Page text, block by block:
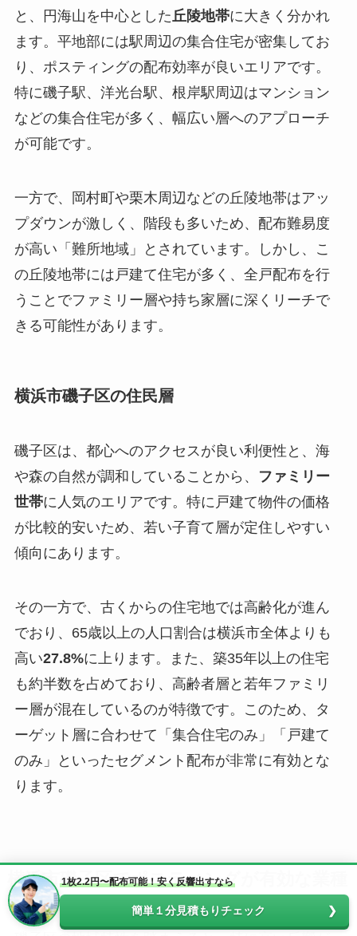
と、円海山を中心とした丘陵地帯に大きく分かれ
ます。平地部には駅周辺の集合住宅が密集してお
り、ポスティングの配布効率が良いエリアです。
特に磯子駅、洋光台駅、根岸駅周辺はマンション
などの集合住宅が多く、幅広い層へのアプローチ
が可能です。
一方で、岡村町や栗木周辺などの丘陵地帯はアッ
プダウンが激しく、階段も多いため、配布難易度
が高い「難所地域」とされています。しかし、こ
の丘陵地帯には戸建て住宅が多く、全戸配布を行
うことでファミリー層や持ち家層に深くリーチで
きる可能性があります。
横浜市磯子区の住民層
磯子区は、都心へのアクセスが良い利便性と、海
や森の自然が調和していることから、
ファミリー
世帯に人気のエリアです。特に戸建て物件の価格
が比較的安いため、若い子育て層が定住しやすい
傾向にあります。
その一方で、古くからの住宅地では高齢化が進ん
でおり、65歳以上の人口割合は横浜市全体よりも
高い27.8%に上ります。また、築35年以上の住宅
も約半数を占めており、高齢者層と若年ファミリ
ー層が混在しているのが特徴です。このため、タ
ーゲット層に合わせて「集合住宅のみ」「戸建て
のみ」といったセグメント配布が非常に有効とな
ります。
横浜市磯子区でポスティングが有効な業種
1枚2.2円〜配布可能！安く反響出すなら
簡単１分見積もりチェック